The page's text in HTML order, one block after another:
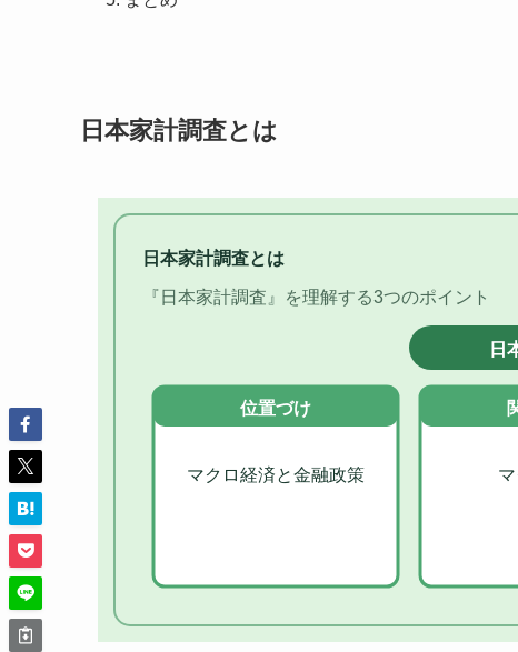
日本家計調査とは
日本家計調査とは
『日本家計調査』を理解する3つのポイント
日
位置づけ
マクロ経済と金融政策